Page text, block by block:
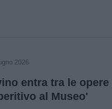
2026
entra tra le
al Museo'